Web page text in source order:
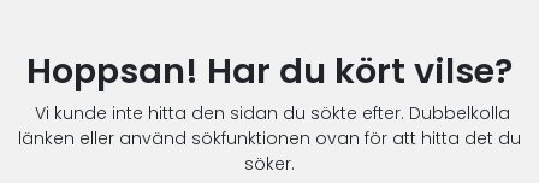
Hoppsan! Har du kört vilse?
Vi kunde inte hitta den sidan du sökte efter. Dubbelkolla
länken eller använd sökfunktionen ovan för att hitta det du
söker.